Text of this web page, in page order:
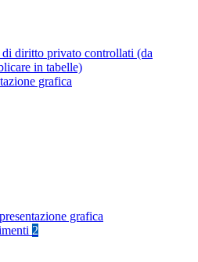
diritto privato controllati (da
in tabelle)
grafica
grafica
2